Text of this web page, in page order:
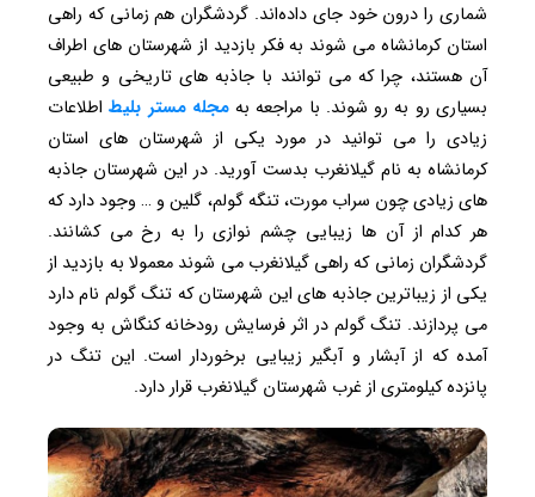
‌شماری را درون خود جای داده‌اند. گردشگران هم‌ زمانی که راهی
استان کرمانشاه می‌ شوند به فکر بازدید از شهرستان‌ های اطراف
آن هستند، چرا که می‌ توانند با جاذبه ‌های تاریخی و طبیعی
بسیاری رو به رو شوند. با مراجعه بهمجله مستر بلیطاطلاعات
زیادی را می ‌توانید در مورد یکی از شهرستان‌ های استان
کرمانشاه به نام گیلانغرب بدست آورید. در این شهرستان جاذبه‌
های زیادی چون سراب مورت، تنگه گولم، گلین و … وجود دارد که
هر کدام از آن ‌ها زیبایی چشم ‌نوازی را به رخ می ‌کشانند.
گردشگران زمانی‌ که راهی گیلانغرب می ‌شوند معمولا به بازدید از
یکی از زیباترین جاذبه‌ های این شهرستان که تنگ گولم نام دارد
می ‌پردازند. تنگ گولم در اثر فرسایش رودخانه کنگاش به‌ وجود
آمده که از آبشار و آبگیر زیبایی برخوردار است. این تنگ در
پانزده‌ کیلومتری از غرب شهرستان گیلانغرب قرار دارد.